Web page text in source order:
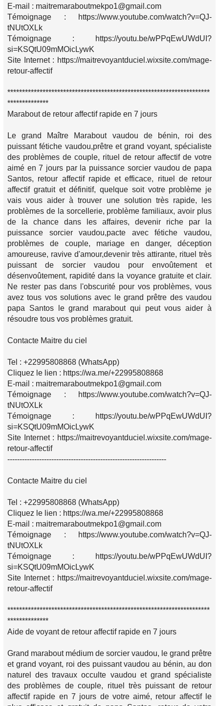
E-mail : maitremaraboutmekpo1@gmail.com
Témoignage : https://www.youtube.com/watch?v=QJ-
tNUtOXLk
Témoignage : https://youtu.be/wPPqEwUWdUI?
si=KSQtU09mMOicLywK
Site Internet : https://maitrevoyantduciel.wixsite.com/mage-
retour-affectif
*********************************************************************
**************
Marabout de retour affectif rapide en 7 jours
Le grand Maître Marabout vaudou de bénin, roi des
puissant fétiche vaudou,prêtre et grand voyant, spécialiste
des problèmes de couple, rituel de retour affectif de votre
aimé en 7 jours par la puissance sorcier vaudou de papa
Santos, retour affectif rapide et efficace, rituel de retour
affectif gratuit et définitif, quelque soit votre problème je
vais vous aider à trouver une solution très rapide, les
problèmes de la sorcellerie, problème familiaux, avoir plus
de la chance dans les affaires, devenir riche par la
puissance sorcier vaudou,pacte avec fétiche vaudou,
problèmes de couple, mariage en danger, déception
amoureuse, ravive d'amour,devenir très attirante, rituel très
puissant de sorcier vaudou pour envoûtement et
désenvoûtement, rapidité dans la voyance gratuite et clair.
Ne rester pas dans l'obscurité pour vos problèmes, vous
avez tous vos solutions avec le grand prêtre des vaudou
papa Santos le grand marabout qui peut vous aider à
résoudre tous vos problèmes gratuit.
Contacte Maitre du ciel
Tel : +22995808868 (WhatsApp)
Cliquez le lien : https://wa.me/+22995808868
E-mail : maitremaraboutmekpo1@gmail.com
Témoignage : https://www.youtube.com/watch?v=QJ-
tNUtOXLk
Témoignage : https://youtu.be/wPPqEwUWdUI?
si=KSQtU09mMOicLywK
Site Internet : https://maitrevoyantduciel.wixsite.com/mage-
retour-affectif
-----------------------------------------------------------------
Contacte Maitre du ciel
Tel : +22995808868 (WhatsApp)
Cliquez le lien : https://wa.me/+22995808868
E-mail : maitremaraboutmekpo1@gmail.com
Témoignage : https://www.youtube.com/watch?v=QJ-
tNUtOXLk
Témoignage : https://youtu.be/wPPqEwUWdUI?
si=KSQtU09mMOicLywK
Site Internet : https://maitrevoyantduciel.wixsite.com/mage-
retour-affectif
*********************************************************************
**************
Aide de voyant de retour affectif rapide en 7 jours
Grand marabout médium de sorcier vaudou, le grand prêtre
et grand voyant, roi des puissant vaudou au bénin, au don
naturel des travaux occulte vaudou et grand spécialiste
des problèmes de couple, rituel très puissant de retour
affectif rapide en 7 jours de votre aimé, retour affectif le